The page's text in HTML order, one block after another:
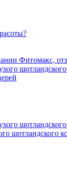
шотландского